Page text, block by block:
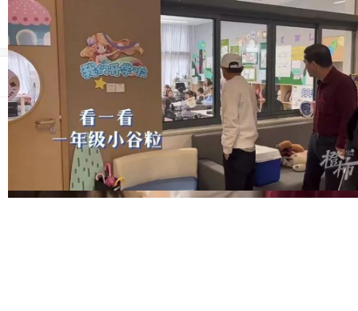
导
航
首页
科技
当前位置： 首页>科技>
现身杭州云谷学校，马云谈ChatGPT：要用人工智能
解决问题而不是被人工智能控制
2023-03-27 16:18:01 来源：济南日报收集 编辑：济南日报